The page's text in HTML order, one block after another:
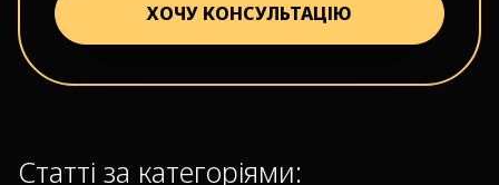
ХОЧУ КОНСУЛЬТАЦІЮ
Статті за категоріями: